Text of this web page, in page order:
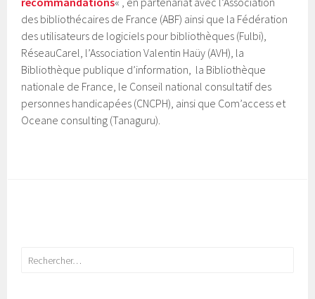
des bibliothécaires de France (ABF) ainsi que la Fédération
des utilisateurs de logiciels pour bibliothèques (Fulbi),
RéseauCarel, l’Association Valentin Haüy (AVH), la
Bibliothèque publique d’information, la Bibliothèque
nationale de France, le Conseil national consultatif des
personnes handicapées (CNCPH), ainsi que Com’access et
Oceane consulting (Tanaguru).
Rechercher :